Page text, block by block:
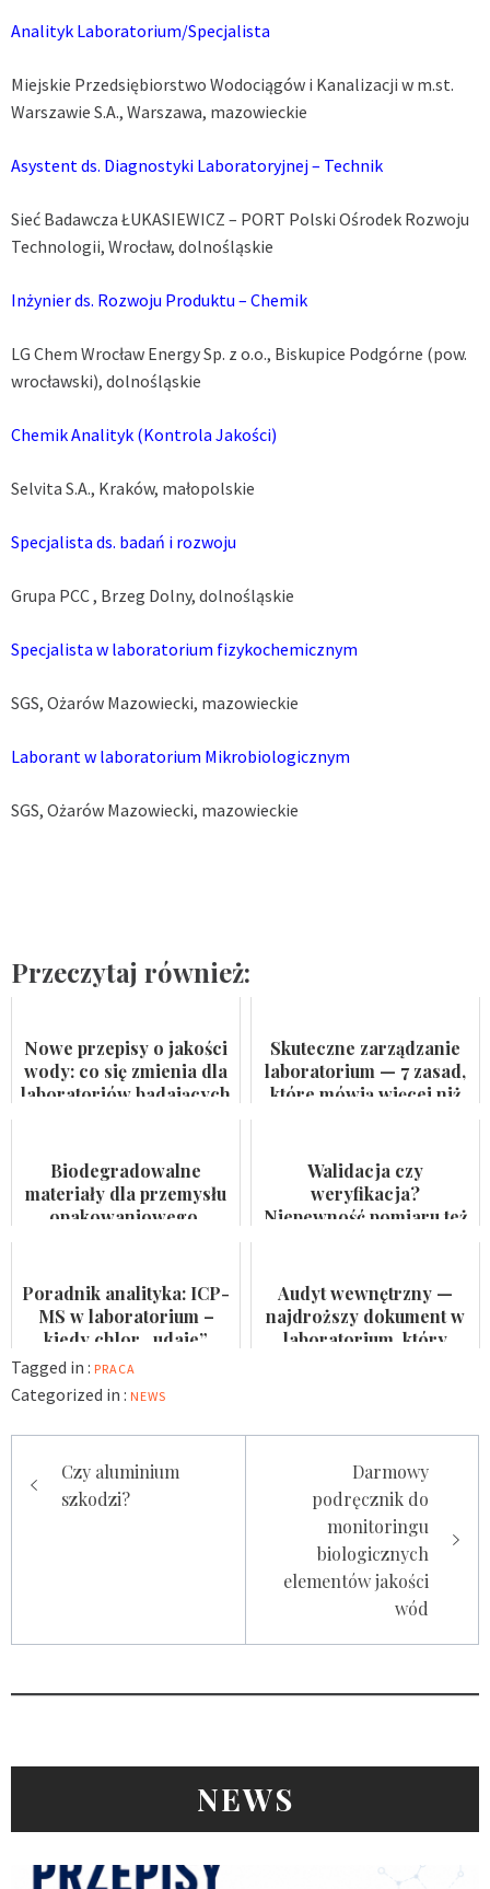
Analityk Laboratorium/Specjalista
Miejskie Przedsiębiorstwo Wodociągów i Kanalizacji w m.st.
Warszawie S.A., Warszawa, mazowieckie
Asystent ds. Diagnostyki Laboratoryjnej – Technik
Sieć Badawcza ŁUKASIEWICZ – PORT Polski Ośrodek Rozwoju
Technologii, Wrocław, dolnośląskie
Inżynier ds. Rozwoju Produktu – Chemik
LG Chem Wrocław Energy Sp. z o.o., Biskupice Podgórne (pow.
wrocławski), dolnośląskie
Chemik Analityk (Kontrola Jakości)
Selvita S.A., Kraków, małopolskie
Specjalista ds. badań i rozwoju
Grupa PCC , Brzeg Dolny, dolnośląskie
Specjalista w laboratorium fizykochemicznym
SGS, Ożarów Mazowiecki, mazowieckie
Laborant w laboratorium Mikrobiologicznym
SGS, Ożarów Mazowiecki, mazowieckie
Przeczytaj również:
Nowe przepisy o jakości
wody: co się zmienia dla
laboratoriów badających
Skuteczne zarządzanie
laboratorium — 7 zasad,
które mówią więcej niż
Biodegradowalne
materiały dla przemysłu
opakowaniowego.
Walidacja czy
weryfikacja?
Niepewność pomiaru też
Poradnik analityka: ICP-
MS w laboratorium –
kiedy chlor „udaje”
arsen?
Audyt wewnętrzny —
najdroższy dokument w
laboratorium, który
Tagged in : PRACA
Categorized in : NEWS
wpisu
Czy aluminium
szkodzi?
Darmowy
podręcznik do
monitoringu
biologicznych
elementów jakości
wód
NEWS